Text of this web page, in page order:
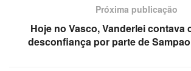
Próxima publicação
Hoje no Vasco, Vanderlei contava
desconfiança por parte de